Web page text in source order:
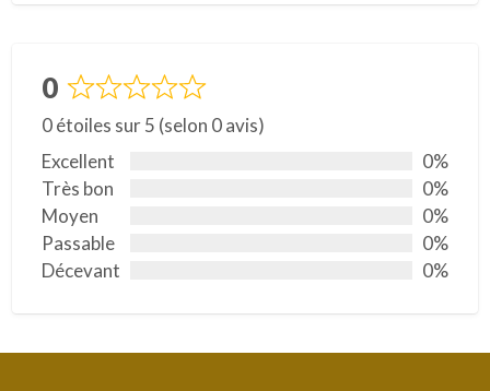
0
N
o
t
é
0
s
u
5
0 étoiles sur 5 (selon 0 avis)
Excellent
0%
Très bon
0%
Moyen
0%
Passable
0%
Décevant
0%